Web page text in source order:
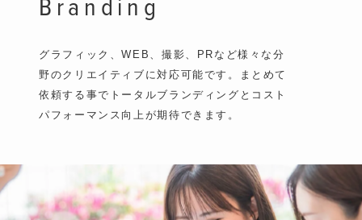
グラフィック、WEB、撮影、PRなど様々な分
野のクリエイティブに対応可能です。まとめて
依頼する事でトータルブランディングとコスト
パフォーマンス向上が期待できます。